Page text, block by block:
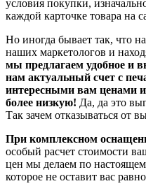
условия покупки,
каждой карточке товара на
Но иногда бывает так, что
наших маркетологов и
мы предлагаем удобное и
нам актуальный счет с
интересными вам ценами
более низкую! Да, да это
Так зачем отказываться от
При комплексном
особый расчет стоимости
цен мы делаем по
которое не оставит вас